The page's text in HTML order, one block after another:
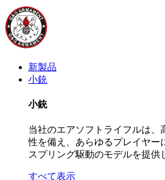
新製品
小銃
小銃
当社のエアソフトライフルは、
性を備え、あらゆるプレイヤー
スプリング駆動のモデルを提供
すべて表示